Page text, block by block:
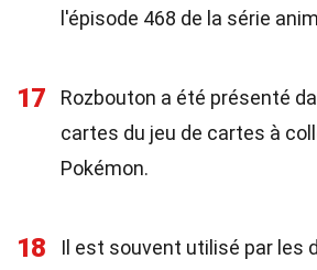
l'épisode 468 de la série
17
Rozbouton a été présenté
cartes du jeu de cartes à
Pokémon.
18
Il est souvent utilisé par les